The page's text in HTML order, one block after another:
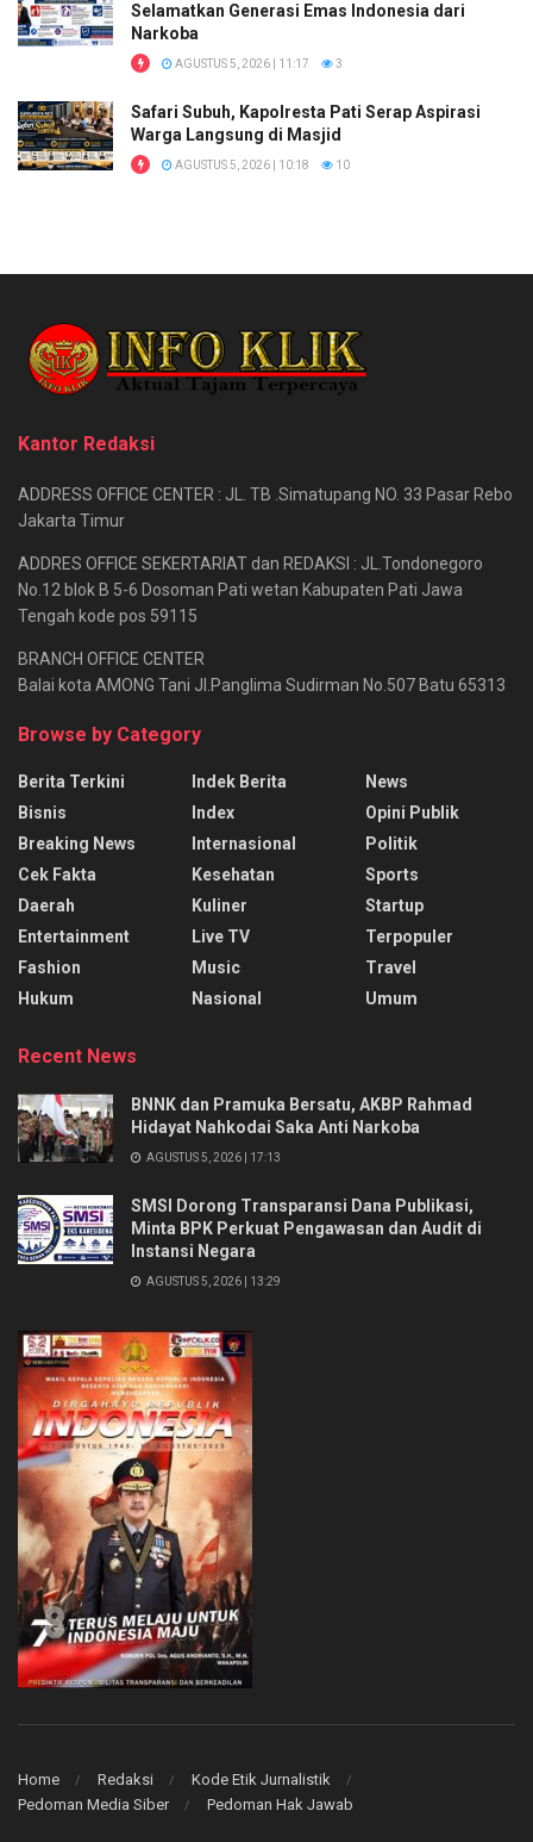
Selamatkan Generasi Emas Indonesia dari
Narkoba
AGUSTUS 5, 2026 | 11:17 3
Safari Subuh, Kapolresta Pati Serap Aspirasi
Warga Langsung di Masjid
AGUSTUS 5, 2026 | 10:18 10
Kantor Redaksi
ADDRESS OFFICE CENTER : JL. TB .Simatupang NO. 33 Pasar Rebo
Jakarta Timur
ADDRES OFFICE SEKERTARIAT dan REDAKSI : JL.Tondonegoro
No.12 blok B 5-6 Dosoman Pati wetan Kabupaten Pati Jawa
Tengah kode pos 59115
BRANCH OFFICE CENTER
Balai kota AMONG Tani Jl.Panglima Sudirman No.507 Batu 65313
Browse by Category
Berita Terkini
Bisnis
Breaking News
Cek Fakta
Daerah
Entertainment
Fashion
Hukum
Indek Berita
Index
Internasional
Kesehatan
Kuliner
Live TV
Music
Nasional
News
Opini Publik
Politik
Sports
Startup
Terpopuler
Travel
Umum
Recent News
BNNK dan Pramuka Bersatu, AKBP Rahmad
Hidayat Nahkodai Saka Anti Narkoba
AGUSTUS 5, 2026 | 17:13
SMSI Dorong Transparansi Dana Publikasi,
Minta BPK Perkuat Pengawasan dan Audit di
Instansi Negara
AGUSTUS 5, 2026 | 13:29
Home Redaksi
Kode Etik Jurnalistik
Pedoman Media Siber
Pedoman Hak Jawab